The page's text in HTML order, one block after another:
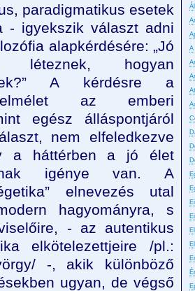
A
paradigmatikus esetek
- igyekszik választ adni
alapkérdésére: „Jó
léteznek, hogyan
A kérdésre a
az emberi
egész álláspontjáról
nem elfeledkezve
a háttérben a jó élet
igénye van. A
elnevezés utal
hagyományra, s
- az autentikus
elkötelezettjeire /pl.:
-, akik különböző
ugyan, de végső